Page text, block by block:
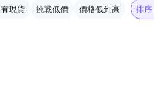
有現貨 挑戰低價 價格低到高 排序